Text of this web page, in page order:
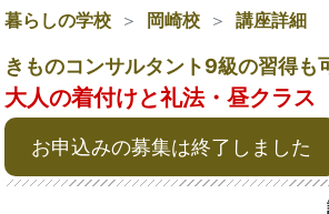
暮らしの学校 岡崎校 講座詳細
きものコンサルタント9級の習得も
大人の着付けと礼法・昼クラス
お申込みの募集は終了しました